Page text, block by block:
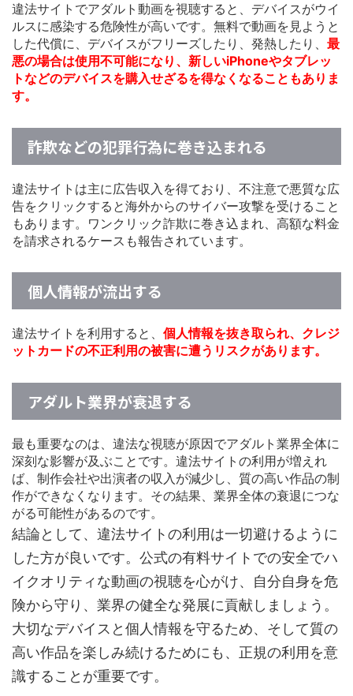
違法サイトでアダルト動画を視聴すると、デバイスがウイ
ルスに感染する危険性が高いです。無料で動画を見ようと
した代償に、デバイスがフリーズしたり、発熱したり、 最
悪の場合は使用不可能になり、新しいiPhoneやタブレッ
トなどのデバイスを購入せざるを得なくなることもありま
す。
詐欺などの犯罪行為に巻き込まれる
違法サイトは主に広告収入を得ており、不注意で悪質な広
告をクリックすると海外からのサイバー攻撃を受けること
もあります。ワンクリック詐欺に巻き込まれ、高額な料金
を請求されるケースも報告されています。
個人情報が流出する
違法サイトを利用すると、 個人情報を抜き取られ、クレジ
ットカードの不正利用の被害に遭うリスクがあります。
アダルト業界が衰退する
最も重要なのは、違法な視聴が原因でアダルト業界全体に
深刻な影響が及ぶことです。違法サイトの利用が増えれ
ば、制作会社や出演者の収入が減少し、質の高い作品の制
作ができなくなります。その結果、業界全体の衰退につな
がる可能性があるのです。
結論として、違法サイトの利用は一切避けるように
した方が良いです。公式の有料サイトでの安全でハ
イクオリティな動画の視聴を心がけ、自分自身を危
険から守り、業界の健全な発展に貢献しましょう。
大切なデバイスと個人情報を守るため、そして質の
高い作品を楽しみ続けるためにも、正規の利用を意
識することが重要です。